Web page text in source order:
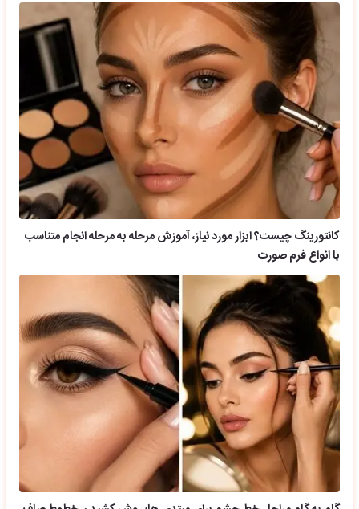
کانتورینگ چیست؟ ابزار مورد نیاز، آموزش مرحله به مرحله انجام متناسب
با انواع فرم صورت